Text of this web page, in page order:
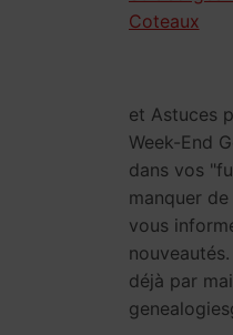
et Astuces
Week-End
dans vos
manquer
vous
déjà par